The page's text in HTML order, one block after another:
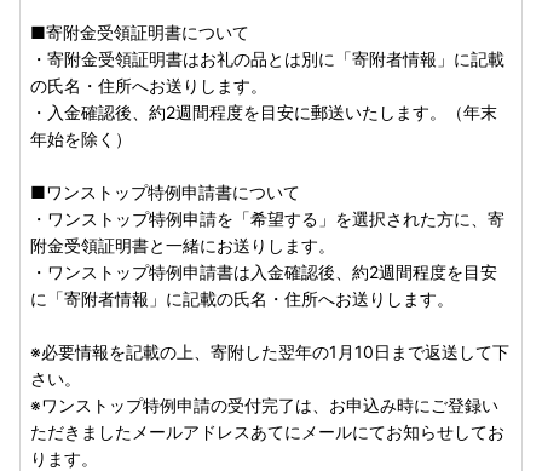
＝＝＝＝＝＝＝＝＝＝＝＝＝＝＝＝＝＝＝
お問い合わせはこちらへ
尾花沢市ふるさと納税受付センター
TEL：0237-48-8100
受付時間：9：00-17：00
(土日祝日・年末年始を除く)
＝＝＝＝＝＝＝＝＝＝＝＝＝＝＝＝＝＝＝
■寄附金受領証明書について
・寄附金受領証明書はお礼の品とは別に「寄附者情報」に記載
の氏名・住所へお送りします。
・入金確認後、約2週間程度を目安に郵送いたします。（年末
年始を除く）
■ワンストップ特例申請書について
・ワンストップ特例申請を「希望する」を選択された方に、寄
附金受領証明書と一緒にお送りします。
・ワンストップ特例申請書は入金確認後、約2週間程度を目安
に「寄附者情報」に記載の氏名・住所へお送りします。
※必要情報を記載の上、寄附した翌年の1月10日まで返送して下
さい。
※ワンストップ特例申請の受付完了は、お申込み時にご登録い
ただきましたメールアドレスあてにメールにてお知らせしてお
ります。